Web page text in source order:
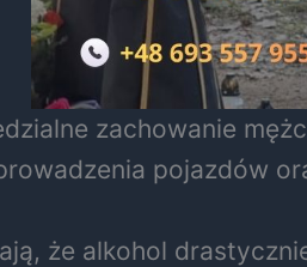
zachowanie
pojazdów
że alkohol